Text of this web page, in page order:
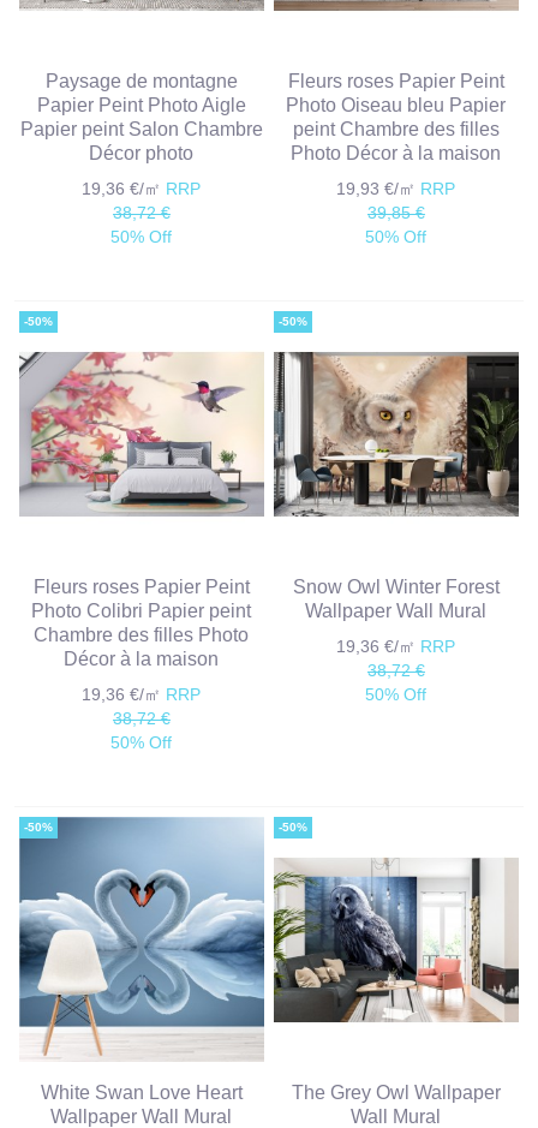
Paysage de montagne
Papier Peint Photo Aigle
Papier peint Salon Chambre
Décor photo
19,36 €/㎡ RRP
38,72 €
50% Off
Fleurs roses Papier Peint
Photo Oiseau bleu Papier
peint Chambre des filles
Photo Décor à la maison
19,93 €/㎡ RRP
39,85 €
50% Off
-50%
Fleurs roses Papier Peint
Photo Colibri Papier peint
Chambre des filles Photo
Décor à la maison
19,36 €/㎡ RRP
38,72 €
50% Off
-50%
Snow Owl Winter Forest
Wallpaper Wall Mural
19,36 €/㎡ RRP
38,72 €
50% Off
-50%
White Swan Love Heart
Wallpaper Wall Mural
-50%
The Grey Owl Wallpaper
Wall Mural